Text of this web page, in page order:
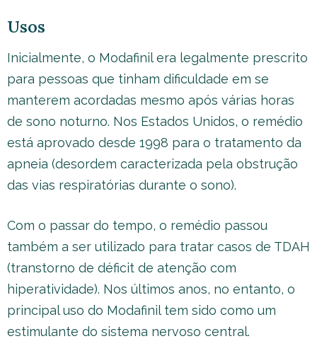
Usos
Inicialmente, o Modafinil era legalmente prescrito
para pessoas que tinham dificuldade em se
manterem acordadas mesmo após várias horas
de sono noturno. Nos Estados Unidos, o remédio
está aprovado desde 1998 para o tratamento da
apneia (desordem caracterizada pela obstrução
das vias respiratórias durante o sono).
Com o passar do tempo, o remédio passou
também a ser utilizado para tratar casos de TDAH
(transtorno de déficit de atenção com
hiperatividade). Nos últimos anos, no entanto, o
principal uso do Modafinil tem sido como um
estimulante do sistema nervoso central.